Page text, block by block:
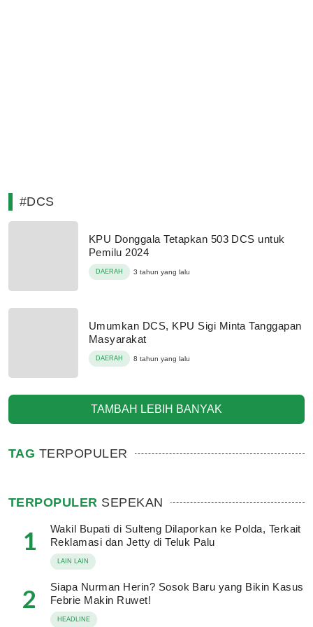
#DCS
KPU Donggala Tetapkan 503 DCS untuk
Pemilu 2024
DAERAH 3 tahun yang lalu
Umumkan DCS, KPU Sigi Minta Tanggapan
Masyarakat
DAERAH 8 tahun yang lalu
TAMBAH LEBIH BANYAK
TAG TERPOPULER
TERPOPULER SEPEKAN
1
Wakil Bupati di Sulteng Dilaporkan ke Polda, Terkait
Reklamasi dan Jetty di Teluk Palu
LAIN LAIN
2
Siapa Nurman Herin? Sosok Baru yang Bikin Kasus
Febrie Makin Ruwet!
HEADLINE